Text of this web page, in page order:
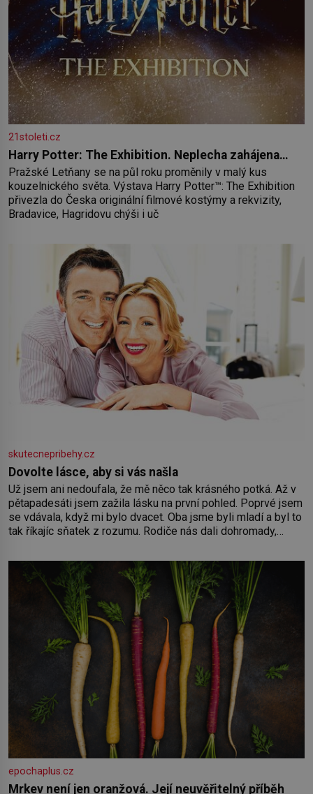
21stoleti.cz
Harry Potter: The Exhibition. Neplecha zahájena…
Pražské Letňany se na půl roku proměnily v malý kus
kouzelnického světa. Výstava Harry Potter™: The Exhibition
přivezla do Česka originální filmové kostýmy a rekvizity,
Bradavice, Hagridovu chýši i uč
skutecnepribehy.cz
Dovolte lásce, aby si vás našla
Už jsem ani nedoufala, že mě něco tak krásného potká. Až v
pětapadesáti jsem zažila lásku na první pohled. Poprvé jsem
se vdávala, když mi bylo dvacet. Oba jsme byli mladí a byl to
tak říkajíc sňatek z rozumu. Rodiče nás dali dohromady,
oběma moc nesvědčilo, brzy jsme zjistili, že
epochaplus.cz
Mrkev není jen oranžová. Její neuvěřitelný příběh